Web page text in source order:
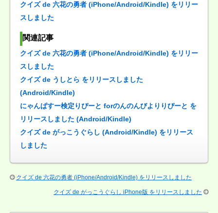
クイズ de 六花の勇者 (iPhone/Android/Kindle) をリリー
スしました
関連記事
クイズ de 六花の勇者 (iPhone/Android/Kindle) をリリー
スしました
クイズ de うしとら をリリースしました
(Android/Kindle)
にゃんぱすー検定りぴーと forのんのんびよりりぴーと を
リリースしました (Android/Kindle)
クイズ de がっこうぐらし (Android/Kindle) をリリース
しました
クイズ de 六花の勇者 (iPhone/Android/Kindle) をリリースしました
クイズ de がっこうぐらし iPhone版 をリリースしました